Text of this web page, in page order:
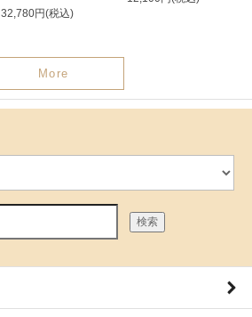
32,780円(税込)
More
検索